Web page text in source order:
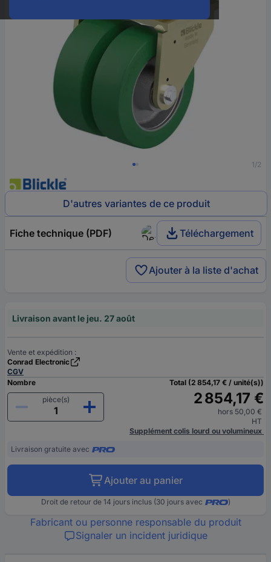
1/2
D'autres variantes de ce produit
Fiche technique (PDF) Téléchargement
Ajouter à la liste d'achat
Livraison avant le jeu. 27 août
Vente et expédition :
Conrad Electronic
CGV
Nombre
pièce(s)
Total (2 854,17 € / unité(s))
2 854,17 €
hors 50,00 €
HT
Supplément colis lourd ou volumineux
Livraison gratuite avec
Ajouter au panier
Droit de retour de 14 jours inclus (30 jours avec )
Fabricant ou personne responsable du produit
Signaler un incident juridique